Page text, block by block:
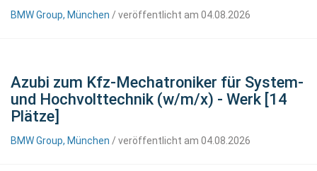
BMW Group, München / veröffentlicht am 04.08.2026
Azubi zum Kfz-Mechatroniker für System-
und Hochvolttechnik (w/m/x) - Werk [14
Plätze]
BMW Group, München / veröffentlicht am 04.08.2026